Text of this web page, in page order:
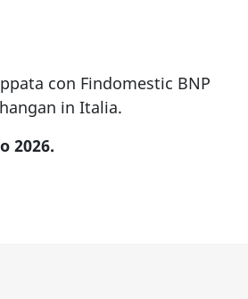
con Findomestic BNP
in Italia.
2026.